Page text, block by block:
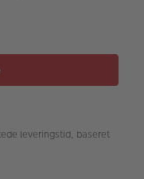
leveringstid, baseret